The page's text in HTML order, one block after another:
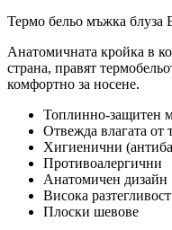
Термо бельо мъжка блуза
Анатомичната кройка в
страна, правят
комфортно за носене.
Топлинно-защитен
Отвежда влагата от
Хигиенични
Противоалергични
Анатомичен дизайн
Висока разтегливост
Плоски шевове